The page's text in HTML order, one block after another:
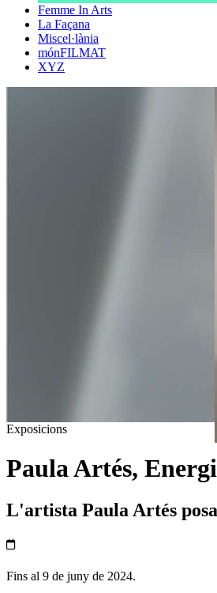
Femme In Arts
La Façana
Miscel·lània
mónFILMAT
XYZ
Exposicions
Paula Artés,
L'artista Paula Artés
Fins al 9 de juny de 2024.